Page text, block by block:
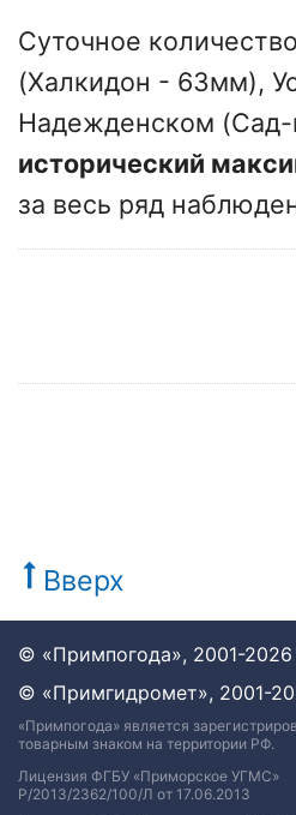
Суточное
(Халкидон - 63мм),
Надежденском (Сад-
исторический
за весь ряд
Вверх
© «Примпогода», 2001-2026
© «Примгидромет», 2001-
«Примпогода» является
товарным знаком на территории РФ.
Лицензия ФГБУ «Приморское УГМС»
Р/2013/2362/100/Л от 17.06.2013